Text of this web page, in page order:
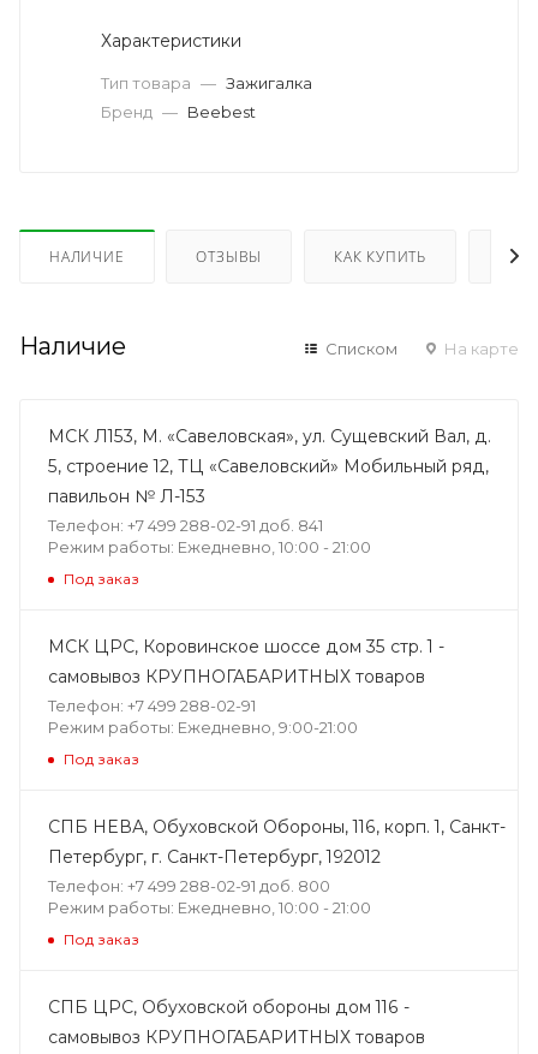
Характеристики
Тип товара — Зажигалка
Бренд — Beebest
НАЛИЧИЕ ОТЗЫВЫ КАК КУПИТЬ
Наличие Списком На карте
МСК Л153, М. «Савеловская», ул. Сущевский Вал, д.
5, строение 12, ТЦ «Савеловский» Мобильный ряд,
павильон № Л-153
Телефон: +7 499 288-02-91 доб. 841
Режим работы: Ежедневно, 10:00 - 21:00
Под заказ
МСК ЦРС, Коровинское шоссе дом 35 стр. 1 -
самовывоз КРУПНОГАБАРИТНЫХ товаров
Телефон: +7 499 288-02-91
Режим работы: Ежедневно, 9:00-21:00
Под заказ
СПБ НЕВА, Обуховской Обороны, 116, корп. 1, Санкт-
Петербург, г. Санкт-Петербург, 192012
Телефон: +7 499 288-02-91 доб. 800
Режим работы: Ежедневно, 10:00 - 21:00
Под заказ
СПБ ЦРС, Обуховской обороны дом 116 -
самовывоз КРУПНОГАБАРИТНЫХ товаров